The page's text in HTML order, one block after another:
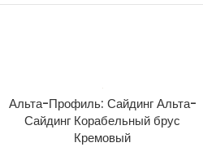
Альта-Профиль: Сайдинг Альта-
Сайдинг Корабельный брус
Кремовый